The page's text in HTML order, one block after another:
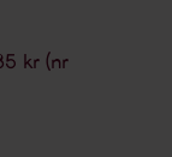
kr (nr